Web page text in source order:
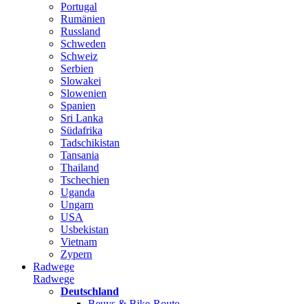
Portugal
Rumänien
Russland
Schweden
Schweiz
Serbien
Slowakei
Slowenien
Spanien
Sri Lanka
Südafrika
Tadschikistan
Tansania
Thailand
Tschechien
Uganda
Ungarn
USA
Usbekistan
Vietnam
Zypern
Radwege
Radwege
Deutschland